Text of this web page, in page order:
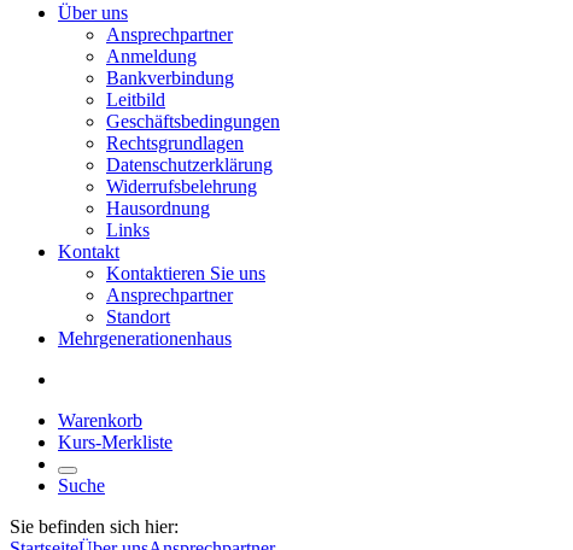
Über uns
Ansprechpartner
Anmeldung
Bankverbindung
Leitbild
Geschäftsbedingungen
Rechtsgrundlagen
Datenschutzerklärung
Widerrufsbelehrung
Hausordnung
Links
Kontakt
Kontaktieren Sie uns
Ansprechpartner
Standort
Mehrgenerationenhaus
Warenkorb
Kurs-Merkliste
Suche
Sie befinden sich hier: